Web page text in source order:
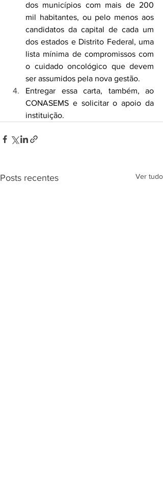
dos municípios com mais de 200
mil habitantes, ou pelo menos aos
candidatos da capital de cada um
dos estados e Distrito Federal, uma
lista mínima de compromissos com
o cuidado oncológico que devem
ser assumidos pela nova gestão.
Entregar essa carta, também, ao
CONASEMS e solicitar o apoio da
instituição.
Posts recentes Ver tudo